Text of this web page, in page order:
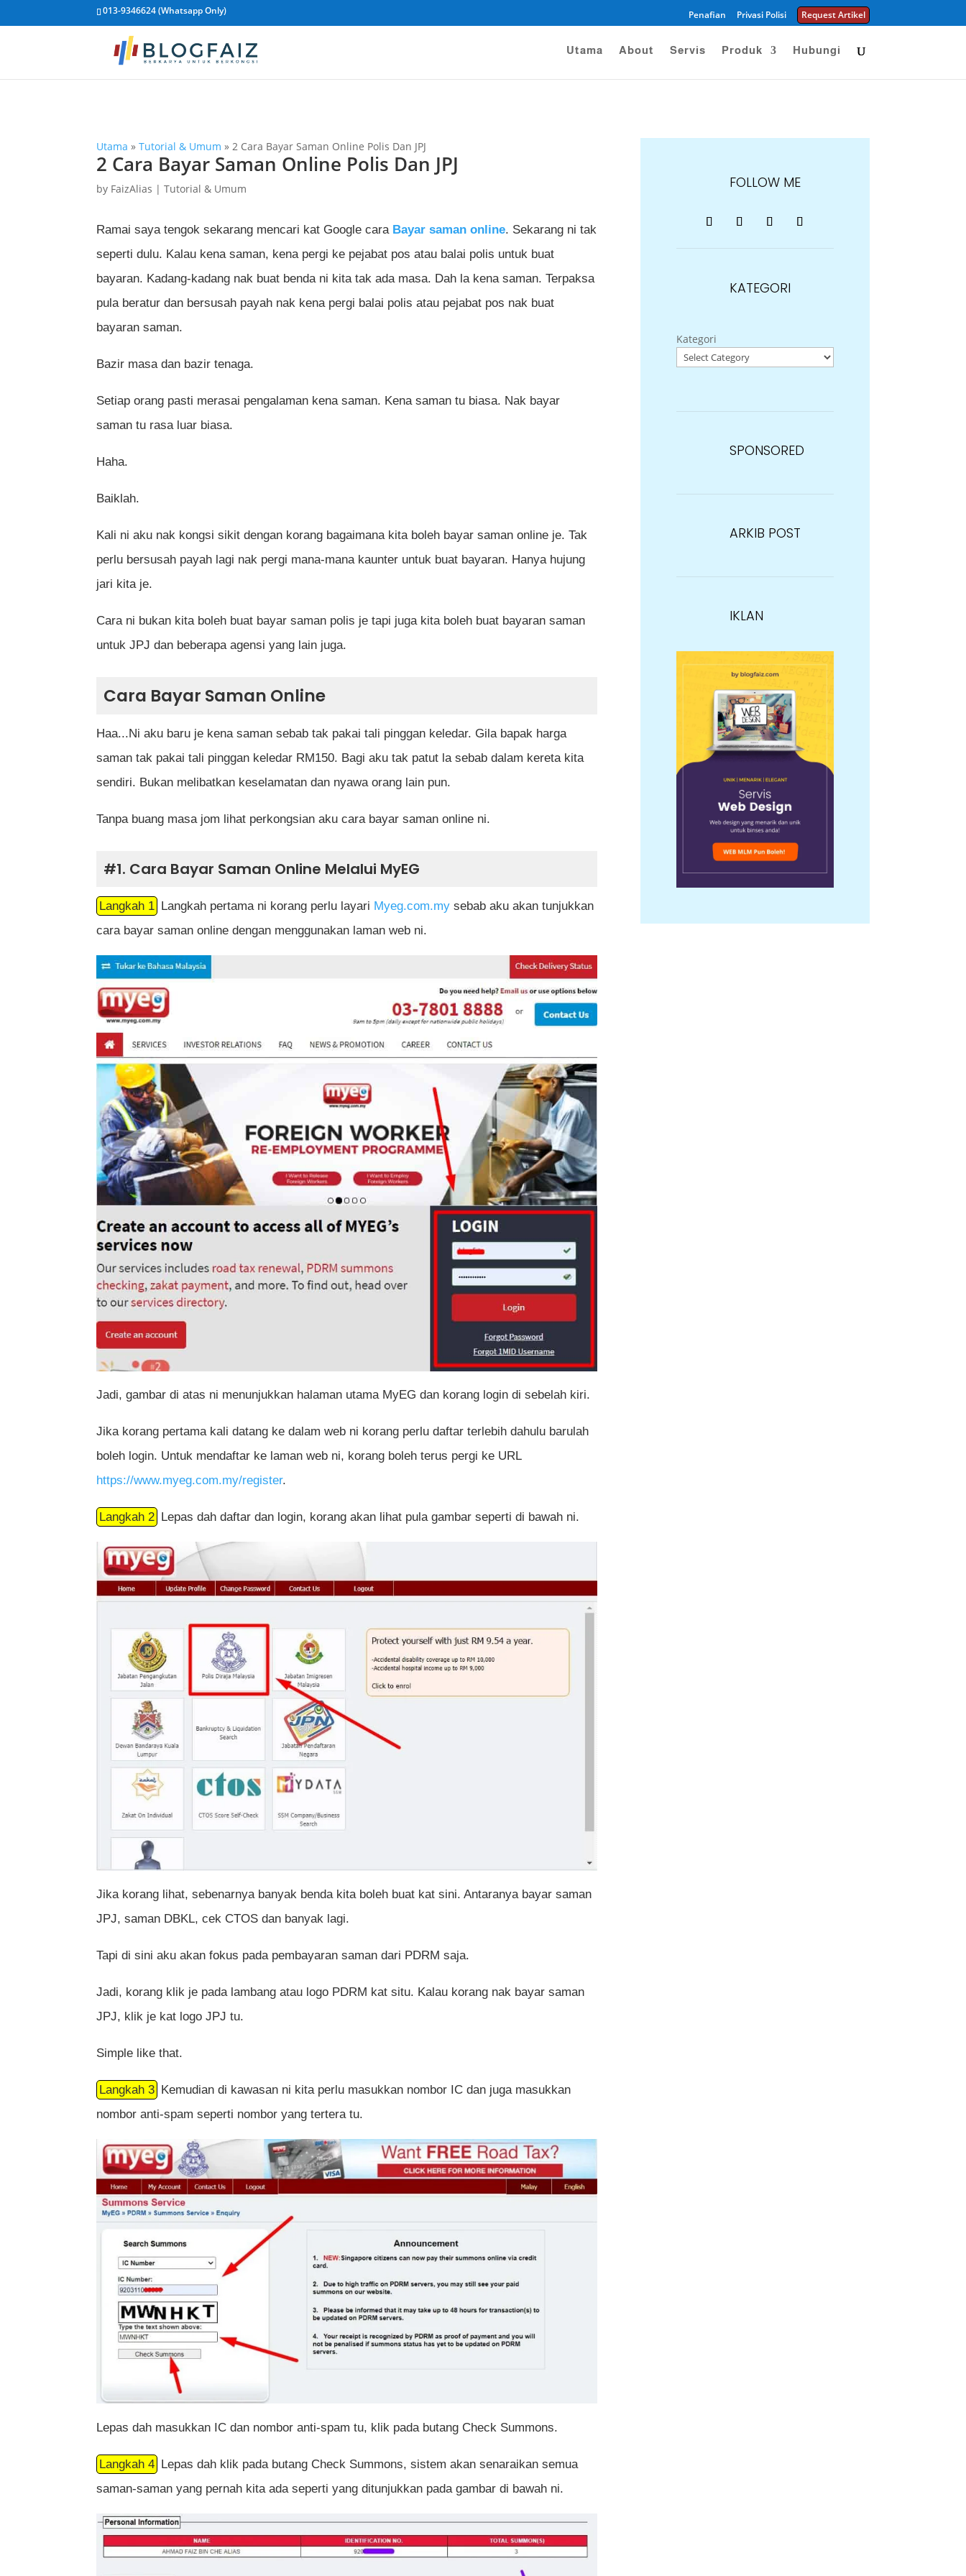
013-9346624 (Whatsapp Only) Penafian Privasi Polisi Request Artikel
Utama About Servis Produk Hubungi
Utama »Tutorial & Umum » 2 Cara Bayar Saman Online Polis Dan JPJ
2 Cara Bayar Saman Online Polis Dan JPJ
by FaizAlias |Tutorial & Umum
Ramai saya tengok sekarang mencari kat Google cara Bayar saman online. Sekarang ni tak
seperti dulu. Kalau kena saman, kena pergi ke pejabat pos atau balai polis untuk buat
bayaran. Kadang-kadang nak buat benda ni kita tak ada masa. Dah la kena saman. Terpaksa
pula beratur dan bersusah payah nak kena pergi balai polis atau pejabat pos nak buat
bayaran saman.
Bazir masa dan bazir tenaga.
Setiap orang pasti merasai pengalaman kena saman. Kena saman tu biasa. Nak bayar
saman tu rasa luar biasa.
Haha.
Baiklah.
Kali ni aku nak kongsi sikit dengan korang bagaimana kita boleh bayar saman online je. Tak
perlu bersusah payah lagi nak pergi mana-mana kaunter untuk buat bayaran. Hanya hujung
jari kita je.
Cara ni bukan kita boleh buat bayar saman polis je tapi juga kita boleh buat bayaran saman
untuk JPJ dan beberapa agensi yang lain juga.
Cara Bayar Saman Online
Haa...Ni aku baru je kena saman sebab tak pakai tali pinggan keledar. Gila bapak harga
saman tak pakai tali pinggan keledar RM150. Bagi aku tak patut la sebab dalam kereta kita
sendiri. Bukan melibatkan keselamatan dan nyawa orang lain pun.
Tanpa buang masa jom lihat perkongsian aku cara bayar saman online ni.
#1. Cara Bayar Saman Online Melalui MyEG
Langkah 1 Langkah pertama ni korang perlu layari Myeg.com.my sebab aku akan tunjukkan
cara bayar saman online dengan menggunakan laman web ni.
Jadi, gambar di atas ni menunjukkan halaman utama MyEG dan korang login di sebelah kiri.
Jika korang pertama kali datang ke dalam web ni korang perlu daftar terlebih dahulu barulah
boleh login. Untuk mendaftar ke laman web ni, korang boleh terus pergi ke URL
https://www.myeg.com.my/register.
Langkah 2 Lepas dah daftar dan login, korang akan lihat pula gambar seperti di bawah ni.
Jika korang lihat, sebenarnya banyak benda kita boleh buat kat sini. Antaranya bayar saman
JPJ, saman DBKL, cek CTOS dan banyak lagi.
Tapi di sini aku akan fokus pada pembayaran saman dari PDRM saja.
Jadi, korang klik je pada lambang atau logo PDRM kat situ. Kalau korang nak bayar saman
JPJ, klik je kat logo JPJ tu.
Simple like that.
Langkah 3
Kemudian di kawasan ni kita perlu masukkan nombor IC dan juga masukkan
nombor anti-spam seperti nombor yang tertera tu.
Lepas dah masukkan IC dan nombor anti-spam tu, klik pada butang Check Summons.
Langkah 4
Lepas dah klik pada butang Check Summons, sistem akan senaraikan semua
saman-saman yang pernah kita ada seperti yang ditunjukkan pada gambar di bawah ni.
FOLLOW ME
KATEGORI
Kategori
SPONSORED
ARKIB POST
IKLAN